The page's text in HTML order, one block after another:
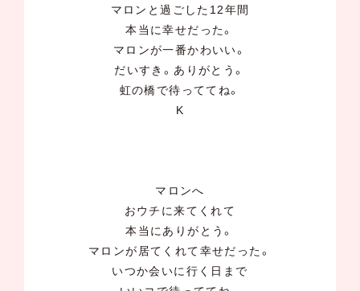
マロンと過ごした12年間
本当に幸せだった。
マロンが一番かわいい。
だいすき。ありがとう。
虹の橋で待っててね。
K
マロンへ
おウチに来てくれて
本当にありがとう。
マロンが居てくれて幸せだった。
いつか会いに行く日まで